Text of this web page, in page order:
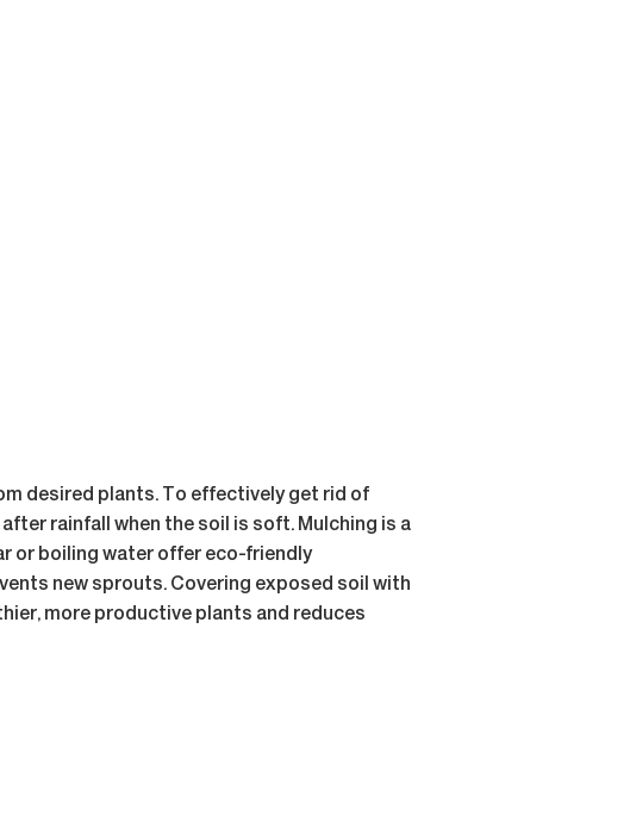
desired plants. To effectively get rid of
rainfall when the soil is soft. Mulching is a
or boiling water offer eco-friendly
new sprouts. Covering exposed soil with
more productive plants and reduces